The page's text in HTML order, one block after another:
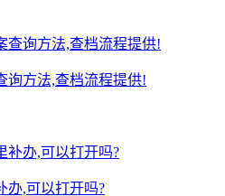
询方法,查档流程提供!
办,可以打开吗?